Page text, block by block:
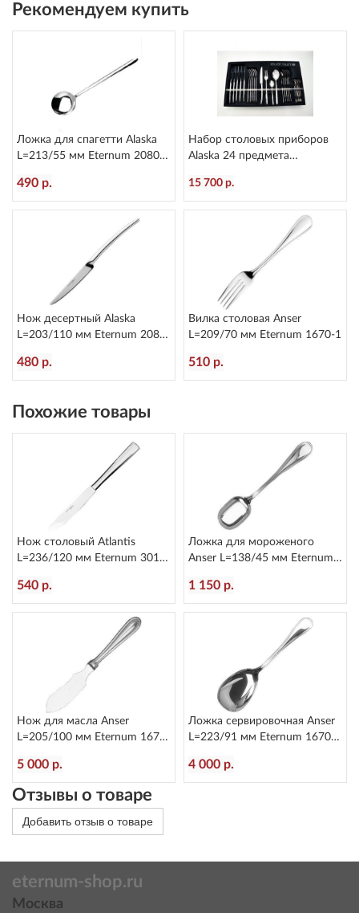
Рекомендуем купить
Ложка для спагетти Alaska
L=213/55 мм Eternum 2080-
490 р.
Набор столовых приборов
Alaska 24 предмета
15 700 р.
Нож десертный Alaska
L=203/110 мм Eternum 2080-
480 р.
Вилка столовая Anser
L=209/70 мм Eternum 1670-1
510 р.
Похожие товары
Нож столовый Atlantis
L=236/120 мм Eternum 3010-
540 р.
Ложка для мороженого
Anser L=138/45 мм Eternum
1 150 р.
Нож для масла Anser
L=205/100 мм Eternum 1670-
5 000 р.
Ложка сервировочная Anser
L=223/91 мм Eternum 1670-
4 000 р.
Отзывы о товаре
Добавить отзыв о товаре
eternum-shop.ru
Москва